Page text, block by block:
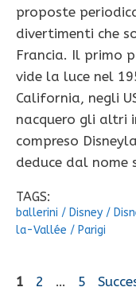
proposte
divertimenti che
Francia. Il primo
vide la luce nel
California, negli
nacquero gli altri
compreso
deduce dal nome
TAGS:
ballerini / Disney /
la-Vallée / Parigi
Pagina
1 Pagina
2 … Pagina
5